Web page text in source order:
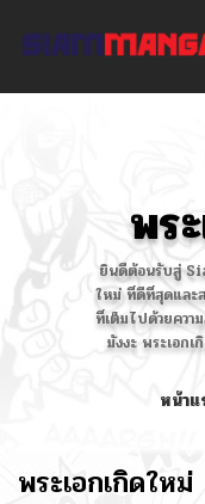
พร
ยินดีต้อนรับสู่
ใหม่ ที่ดีที่สุดและ
ที่เต็มไปด้วยควา
มังงะ พระเอก
หน้าแ
พระเอกเกิดใหม่